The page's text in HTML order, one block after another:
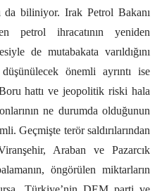
da biliniyor. Irak Petrol Bakanı
petrol ihracatının yeniden
de mutabakata varıldığını
önemli ayrıntı ise
hattı ve jeopolitik riski hala
ne durumda olduğunun
Geçmişte terör saldırılarından
Araban ve Pazarcık
öngörülen miktarların